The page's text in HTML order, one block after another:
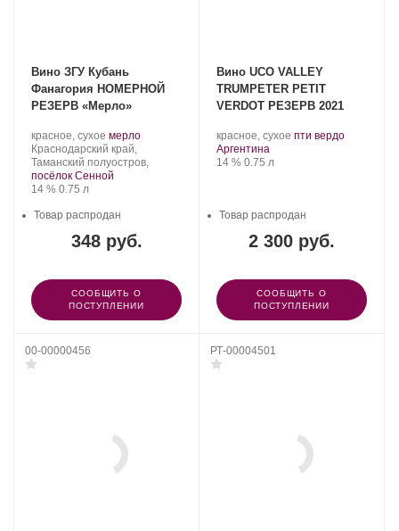
Вино ЗГУ Кубань
Фанагория НОМЕРНОЙ
РЕЗЕРВ «Мерло»
Производитель:
Фанагория.
красное, сухое .
Сорт
винограда:
мерло.
Регион:
Краснодарский край,
Таманский полуостров,
посёлок Сенной
Крепость
14 %. Объем
0.75 л
348 руб.
Товар распродан
СООБЩИТЬ О
ПОСТУПЛЕНИИ
Вино UCO VALLEY
TRUMPETER PETIT
VERDOT РЕЗЕРВ 2021
красное, сухое .пти вердо.
Регион:
Аргентина
Крепость
14 %. Объем
0.75 л
2 300 руб.
Товар распродан
СООБЩИТЬ О
ПОСТУПЛЕНИИ
00-00000456 РТ-00004501